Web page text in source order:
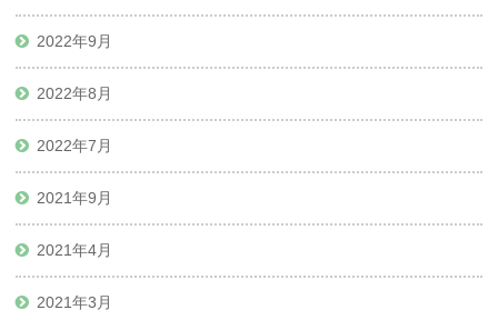
2022年9月
2022年8月
2022年7月
2021年9月
2021年4月
2021年3月